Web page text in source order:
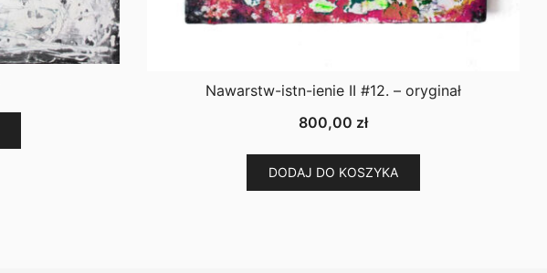
Nawarstw-istn-ienie II #12. – oryginał
800,00 zł
DODAJ DO KOSZYKA